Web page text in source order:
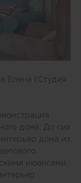
Елена (Студия
дома. До сих
дома из
нюансами.